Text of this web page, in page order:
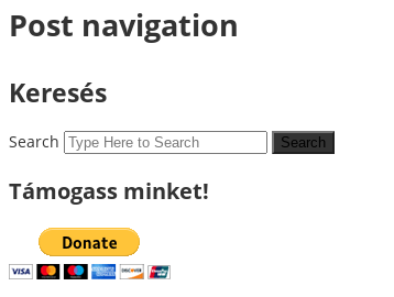
Post navigation
Keresés
Search
Támogass minket!